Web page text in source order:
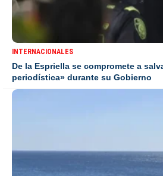
INTERNACIONALES
De la Espriella se compromete a
periodística» durante su Gobierno